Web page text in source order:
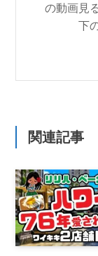
の動画見
下
関連記事